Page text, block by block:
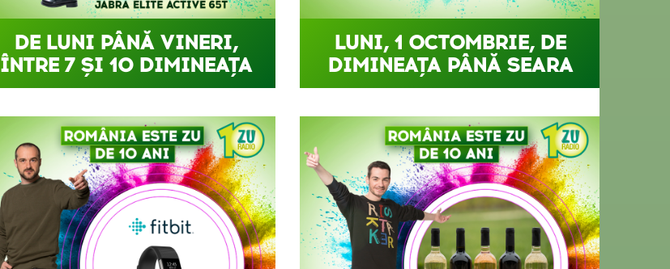
DE LUNI PÂNĂ VINERI,
ÎNTRE 7 ȘI 10 DIMINEAȚA
LUNI, 1 OCTOMBRIE, DE
DIMINEAȚA PÂNĂ SEARA